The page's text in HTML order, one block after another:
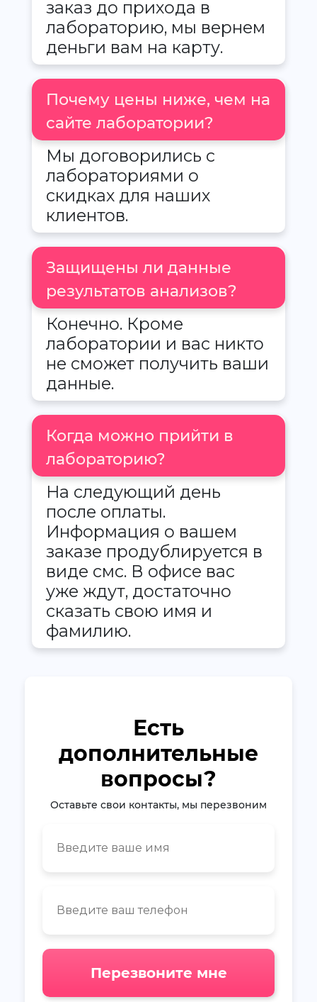
заказ до прихода в
лабораторию, мы вернем
деньги вам на карту.
Почему цены ниже, чем на
сайте лаборатории?
Мы договорились с
лабораториями о
скидках для наших
клиентов.
Защищены ли данные
результатов анализов?
Конечно. Кроме
лаборатории и вас никто
не сможет получить ваши
данные.
Когда можно прийти в
лабораторию?
На следующий день
после оплаты.
Информация о вашем
заказе продублируется в
виде смс. В офисе вас
уже ждут, достаточно
сказать свою имя и
фамилию.
Есть
дополнительные
вопросы?
Оставьте свои контакты, мы перезвоним
Перезвоните мне